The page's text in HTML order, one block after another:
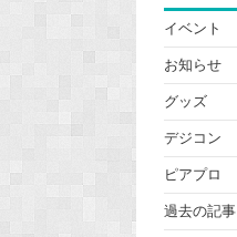
イベント
お知らせ
グッズ
デジコン
ピアプロ
過去の記事